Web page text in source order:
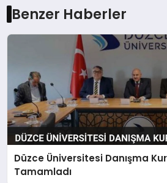
Benzer Haberler
Düzce Üniversitesi Danışma
Tamamladı